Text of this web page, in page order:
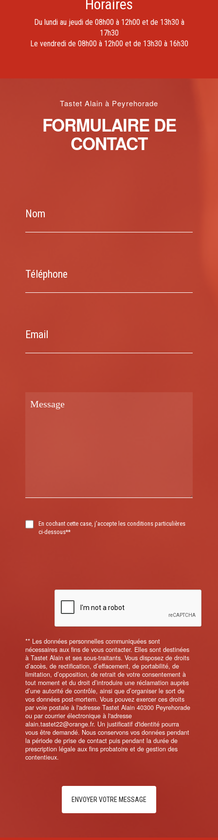
Horaires
Du lundi au jeudi de 08h00 à 12h00 et de 13h30 à
17h30
Le vendredi de 08h00 à 12h00 et de 13h30 à 16h30
Tastet Alain à Peyrehorade
FORMULAIRE DE
CONTACT
Nom
Téléphone
Email
En cochant cette case, j'accepte les conditions particulières
ci-dessous**
** Les données personnelles communiquées sont
nécessaires aux fins de vous contacter. Elles sont destinées
à Tastet Alain et ses sous-traitants. Vous disposez de droits
d’accès, de rectification, d’effacement, de portabilité, de
limitation, d’opposition, de retrait de votre consentement à
tout moment et du droit d’introduire une réclamation auprès
d’une autorité de contrôle, ainsi que d’organiser le sort de
vos données post-mortem. Vous pouvez exercer ces droits
par voie postale à l'adresse Tastet Alain 40300 Peyrehorade
ou par courrier électronique à l'adresse
alain.tastet22@orange.fr. Un justificatif d'identité pourra
vous être demandé. Nous conservons vos données pendant
la période de prise de contact puis pendant la durée de
prescription légale aux fins probatoire et de gestion des
contentieux.
ENVOYER VOTRE MESSAGE